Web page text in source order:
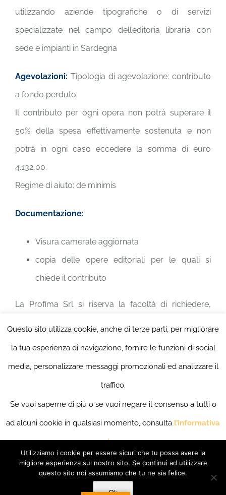
utilizzando aziende tipografiche o di servizi
specializzate nel campo dell’editoria libraria con
sede e impianti in Sardegna
Agevolazioni: Tipologia di agevolazione: contributo
a fondo perduto
Il contributo per ogni opera non potrà superare il
50% della spesa effettivamente sostenuta e non
potrà in ogni caso eccedere la somma di euro
4.132,00.
Regime di aiuto: de minimis
Documentazione:
Visura camerale aggiornata
copia delle opere editoriali per le quali si
chiede il contributo
La Profima Srl si riserva la facoltà di richiedere,
© Copyright 2019 -2026 PROFIMA SRL | Piazzale Giacomo De
Matthaeis, 9 , 03100 Frosinone (FR) | ALL RIGHTS RESERVED
| P.IVA02671940605
Questo sito utilizza cookie, anche di terze parti, per migliorare
la tua esperienza di navigazione, fornire le funzioni di social
media, personalizzare messaggi promozionali ed analizzare il
traffico.
Se vuoi saperne di più o se vuoi negare il consenso a tutti o
ad alcuni cookie in qualsiasi momento, consulta l’informativa
estesa .
Se accedi ad un qualunque elemento sottostante questo
banner acconsenti all’uso dei cookie.
Utilizziamo i cookie per essere sicuri che tu possa avere la
migliore esperienza sul nostro sito. Se continui ad utilizzare
questo sito noi assumiamo che tu ne sia felice.
Ok